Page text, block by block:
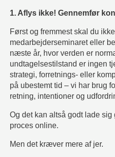
1. Aflys ikke! Gennemfør
Først og fremmest skal du
medarbejderseminaret eller
næste år, hvor verden er
undtagelsestilstand er ingen
strategi, forretnings- eller
på ubestemt tid – vi har brug
retning, intentioner og
Og det kan altså godt lade
proces online.
Men det kræver mere af jer.